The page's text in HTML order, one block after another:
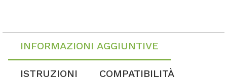
INFORMAZIONI AGGIUNTIVE
ISTRUZIONI COMPATIBILITÀ